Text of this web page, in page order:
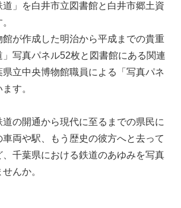
」を白井市立図書館と白井市郷土資
が作成した明治から平成までの貴重
写真パネル52枚と図書館にある関連
立中央博物館職員による「写真パネ
す。
の開通から現代に至るまでの県民に
車両や駅、もう歴史の彼方へと去って
、千葉県における鉄道のあゆみを写真
んか。